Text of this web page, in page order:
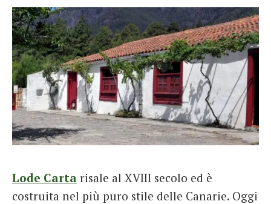
Lode Carta risale al XVIII secolo ed è
costruita nel più puro stile delle Canarie. Oggi